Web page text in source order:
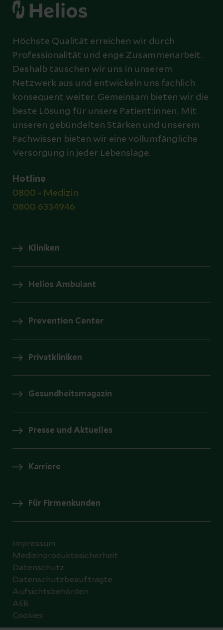
Höchste Qualität erreichen wir durch
Professionalität und enge Zusammenarbeit.
Deshalb tauschen wir uns in unserem
Netzwerk aus und entwickeln uns fachlich
konsequent weiter. Gemeinsam bieten wir die
beste Lösung für unsere Patient:innen. Mit
unseren gebündelten Stärken und unserem
Fachwissen bieten wir eine vollumfängliche
Versorgung in jeder Lebenslage.
Hotline
0800 - Medizin
0800 6334946
Kliniken
Helios Ambulant
Prevention Center
Privatkliniken
Gesundheitsmagazin
Presse und Aktuelles
Karriere
Für Firmenkunden
Impressum
Medizinproduktesicherheit
Datenschutz
Datenschutzbeauftragte
Aufsichtsbehörden
AEB
Cookies